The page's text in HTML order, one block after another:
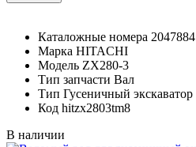
Каталожные номера 2047884
Марка HITACHI
Модель ZX280-3
Тип запчасти Вал
Тип Гусеничный экскаватор
Код hitzx2803tm8
В наличии